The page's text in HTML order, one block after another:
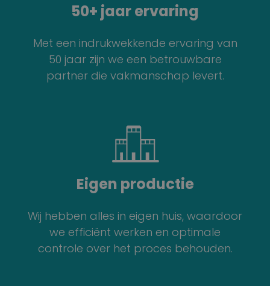
50+ jaar ervaring
Met een indrukwekkende ervaring van
50 jaar zijn we een betrouwbare
partner die vakmanschap levert.
Eigen productie
Wij hebben alles in eigen huis, waardoor
we efficiënt werken en optimale
controle over het proces behouden.